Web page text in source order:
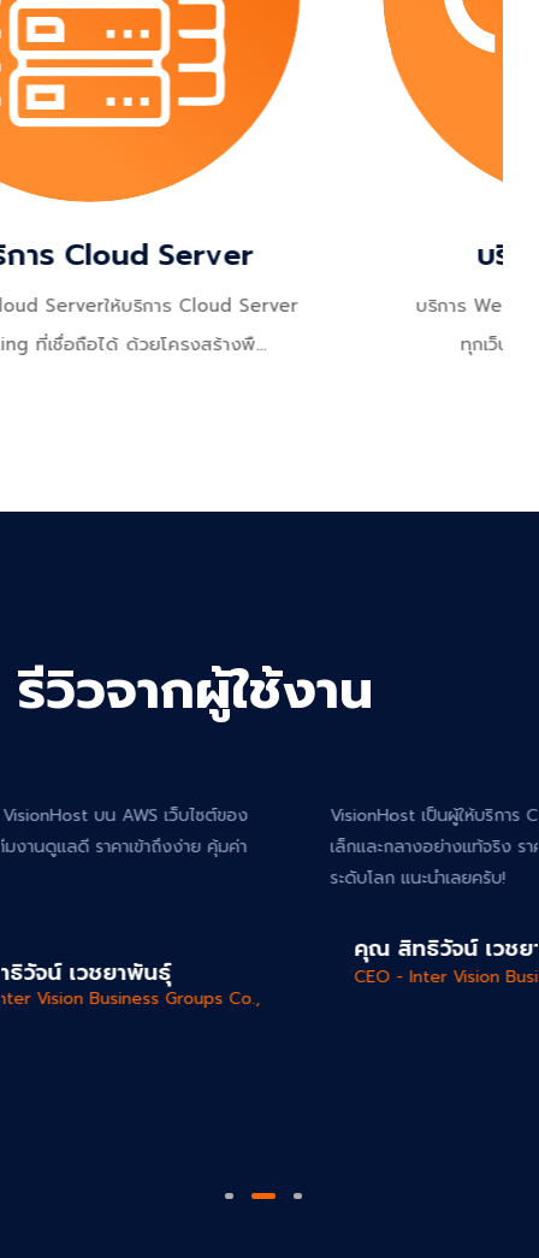
บริการ Web Hosting
บริการ Web Hosting – รวดเร็ว ปลอดภัย รองรับ
ทุกเว็บไซต์บริการ Web Hosting ที่เร็ว...
รีวิวจากผู้ใช้งาน
VisionHost เป็นผู้ให้บริการ Cloud Hosting ที่เข้าใจธุรกิจขนาด
เล็กและกลางอย่างแท้จริง ราคาประหยัดแต่ได้มาตรฐาน AWS
คุณ สิทธิวัจน์ เวชยาพันธุ์
CEO - Inter Vision Business Groups Co.,